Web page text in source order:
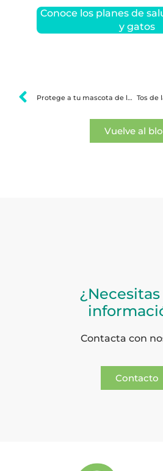
Conoce los planes de
y gatos
Protege a tu mascota de la leishmania canina
Vuelve al
Contacta con
Contacto